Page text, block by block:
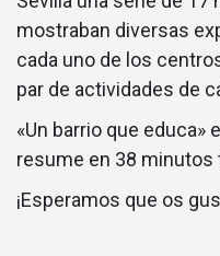
mostraban diversas
cada uno de los
par de actividades de
«Un barrio que educa»
resume en 38
¡Esperamos que os